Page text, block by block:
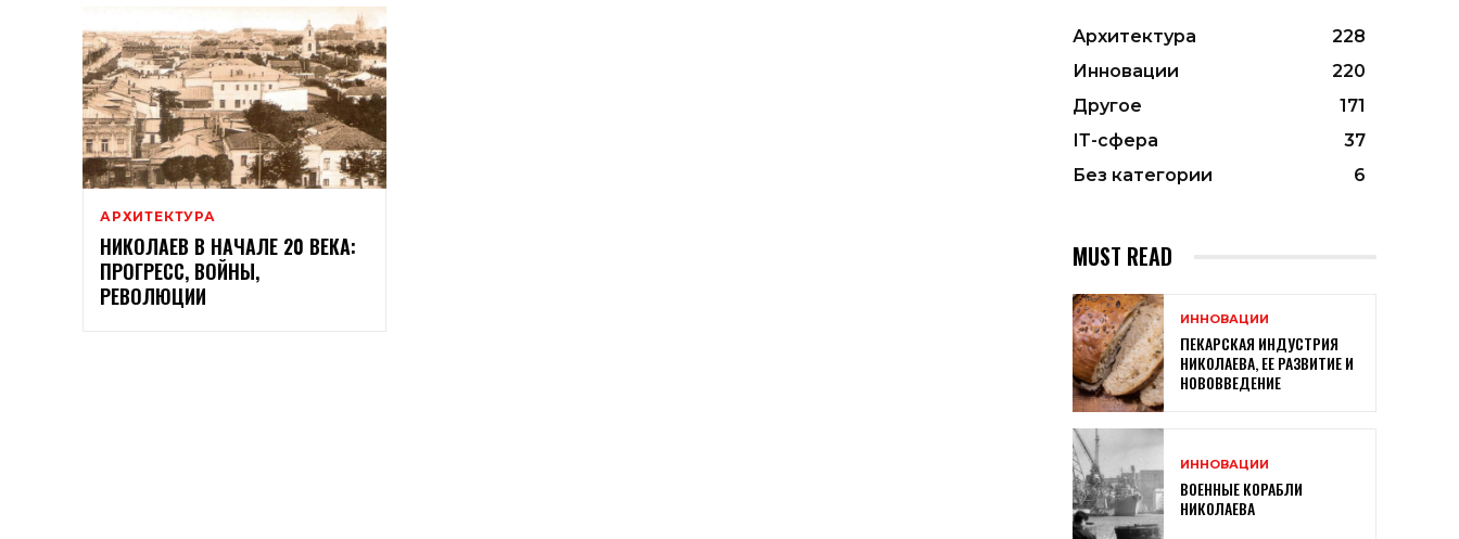
АРХИТЕКТУРА
НИКОЛАЕВ В НАЧАЛЕ 20 ВЕКА:
ПРОГРЕСС, ВОЙНЫ,
РЕВОЛЮЦИИ
Архитектура
228
Инновации
220
Другое
171
ІТ-сфера
37
Без категории
6
MUST READ
ИННОВАЦИИ
ПЕКАРСКАЯ ИНДУСТРИЯ
НИКОЛАЕВА, ЕЕ РАЗВИТИЕ И
НОВОВВЕДЕНИЕ
ИННОВАЦИИ
ВОЕННЫЕ КОРАБЛИ
НИКОЛАЕВА